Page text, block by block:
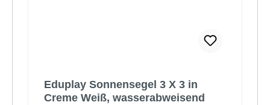
Eduplay Sonnensegel 3 X 3 in
Creme Weiß, wasserabweisend